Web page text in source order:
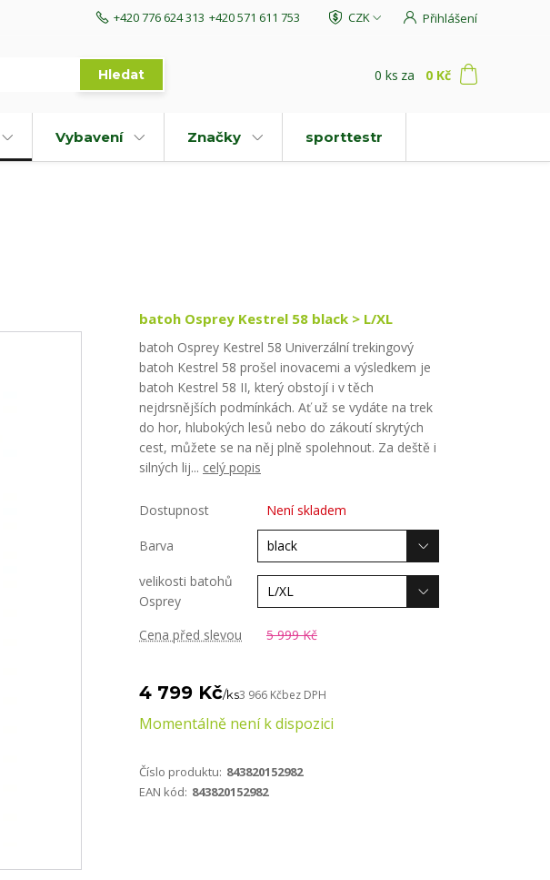
CZK Přihlášení
Hledat
+420 776 624 313 +420 571 611 753
0 ks za 0 Kč
Vybavení Značky sporttestr
batoh Osprey Kestrel 58 black > L/XL
batoh Osprey Kestrel 58 Univerzální trekingový
batoh Kestrel 58 prošel inovacemi a výsledkem je
batoh Kestrel 58 II, který obstojí i v těch
nejdrsnějších podmínkách. Ať už se vydáte na trek
do hor, hlubokých lesů nebo do zákoutí skrytých
cest, můžete se na něj plně spolehnout. Za deště i
silných lij... celý popis
Dostupnost Není skladem
Barva
velikosti batohů
Osprey
Cena před slevou
5 999 Kč
4 799 Kč/ks3 966 Kčbez DPH
Momentálně není k dispozici
Číslo produktu: 843820152982
EAN kód: 843820152982